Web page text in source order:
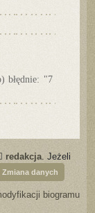
błędnie: "7
redakcja. Jeżeli
Zmiana danych
biogramu